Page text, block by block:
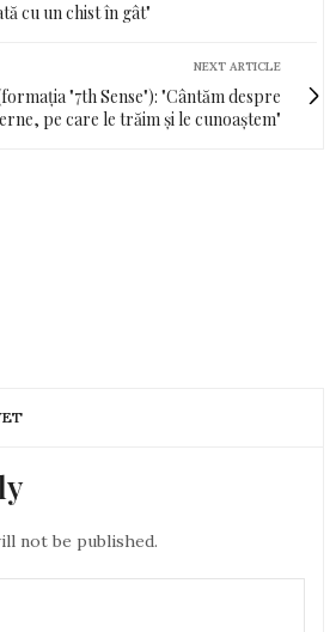
cu un chist în gât"
NEXT ARTICLE
"7th Sense"): "Cântăm despre
pe care le trăim și le cunoaștem"
not be published.